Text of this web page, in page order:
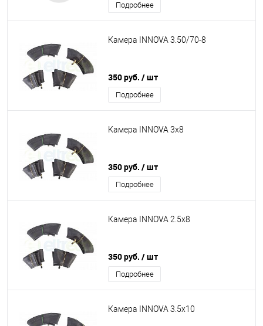
Подробнее
Камера INNOVA 3.50/70-8
350 руб. / шт
Подробнее
Камера INNOVA 3x8
350 руб. / шт
Подробнее
Камера INNOVA 2.5x8
350 руб. / шт
Подробнее
Камера INNOVA 3.5x10